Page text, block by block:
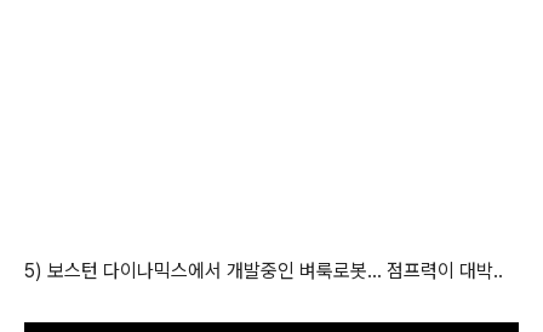
5) 보스턴 다이나믹스에서 개발중인 벼룩로봇... 점프력이 대박..